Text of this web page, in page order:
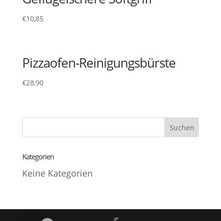
€10,85
Pizzaofen-Reinigungsbürste
€28,90
Kategorien
Keine Kategorien